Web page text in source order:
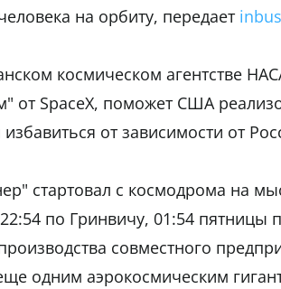
на орбиту, передает
космическом агентстве
от SpaceX, поможет США
избавиться от зависимости от
стартовал с космодрома на
по Гринвичу, 01:54 пятницы
совместного
одним аэрокосмическим